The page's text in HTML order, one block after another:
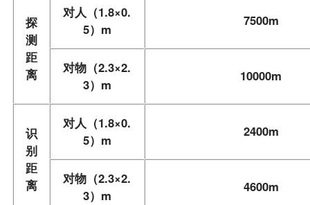
探
测
距
离
对人（1.8×0.
5）m
7500m
对物（2.3×2.
3）m
10000m
识
别
距
离
对人（1.8×0.
5）m
2400m
对物（2.3×2.
3）m
4600m